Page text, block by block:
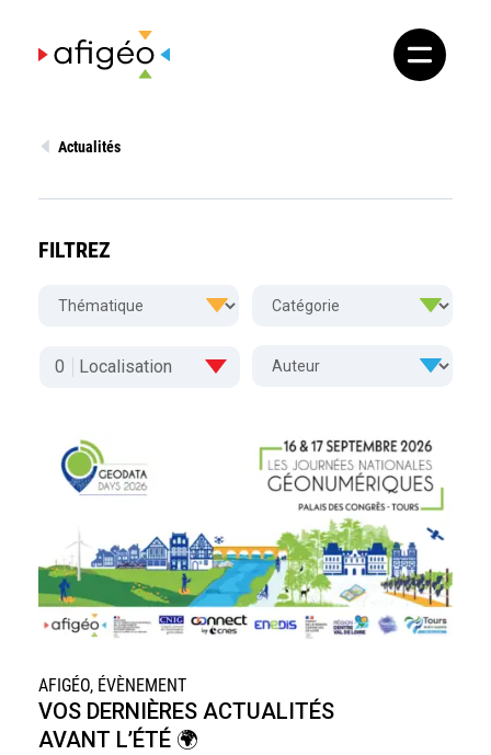
content
Actualités
FILTREZ
0 Localisation
AFIGÉO, ÉVÈNEMENT
VOS DERNIÈRES ACTUALITÉS
AVANT L’ÉTÉ 🌍